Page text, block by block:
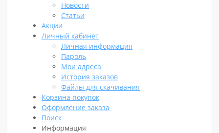
Новости
Статьи
Акции
Личный кабинет
Личная информация
Пароль
Мои адреса
История заказов
Файлы для скачивания
Корзина покупок
Оформление заказа
Поиск
Информация